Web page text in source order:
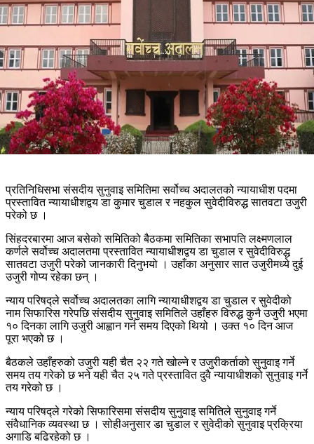
प्रतिनिधिसभा संसदीय सुनुवाइ समितिमा सर्वोच्च अदालतको न्यायाधीश पदमा
प्रस्तावित न्यायाधीशद्वय डा कुमार चुडाल र नहकुल सुवेदीविरुद्ध सातवटा उजुरी
परेको छ ।
सिंहदरबारमा आज बसेको समितिको बैठकमा समितिका सभापति लक्ष्मणलाल
कर्णले सर्वोच्च अदालतमा प्रस्तावित न्यायाधीशद्वय डा चुडाल र सुवेदीविरुद्ध
सातवटा उजुरी परेको जानकारी दिनुभयो । उहाँका अनुसार सात उजुरीमध्ये दुई
उजुरी गोप्य रहेका छन् ।
न्याय परिषद्ले सर्वोच्च अदालतका लागि न्यायाधीशद्वय डा चुडाल र सुवेदीको
नाम सिफारिस गरेपछि संसदीय सुनुवाइ समितिले उहाँहरु विरुद्ध कुनै उजुरी भएमा
१० दिनका लागि उजुरी आह्वान गर्न समय दिएको थियो । उक्त १० दिन आज
पूरा भएको छ ।
बैठकले उहाँहरुको उजुरी यही चैत २२ गते खोल्ने र उजुरीकर्ताको सुनुवाइ गर्ने
समय तय गरेको छ भने यही चैत २५ गते प्रस्तावित दुवै न्यायाधीशको सुनुवाइ गर्ने
तय गरेको छ ।
न्याय परिषद्ले गरेको सिफारिसमा संसदीय सुनुवाइ समितिले सुनुवाइ गर्ने
संवैधानिक व्यवस्था छ । सोहीअनुसार डा चुडाल र सुवेदीको सुनुवाइ प्रक्रिया
अगाडि बढिरहेको छ ।